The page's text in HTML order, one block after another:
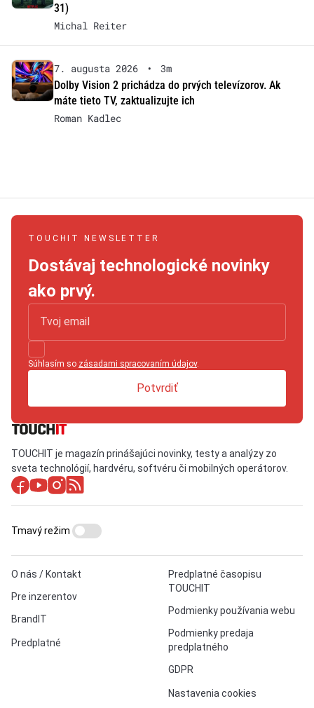
31)
Michal Reiter
7. augusta 2026 •
3m
Dolby Vision 2 prichádza do prvých televízorov. Ak
máte tieto TV, zaktualizujte ich
Roman Kadlec
TOUCHIT NEWSLETTER
Dostávaj technologické novinky
ako prvý.
Súhlasím so zásadami spracovaním údajov.
Potvrdiť
TOUCHIT je magazín prinášajúci novinky, testy a analýzy zo
sveta technológií, hardvéru, softvéru či mobilných operátorov.
O nás / Kontakt
Pre inzerentov
BrandIT
Predplatné
Predplatné časopisu
TOUCHIT
Podmienky používania webu
Podmienky predaja
predplatného
GDPR
Nastavenia cookies
Tmavý režim